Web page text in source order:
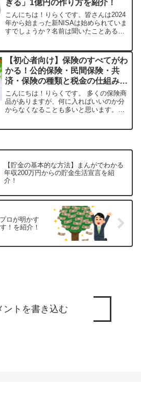
ぎる」1億円の作り方を紹介！
こんにちは！りらくです。皆さんは2024
年から始まった新NISAは始められていま
すでしょうか？名前は聞いたことあるけ
上のように、制度内容が分からないため
に利用されていな...
【初心者向け】保険のすべてがわ
かる！公的保険・民間保険・共
済・保険の種類と税金の仕組みま
でやさしく解説
こんにちは！りらくです。 多くの保険商
品がありますが、何に入ればいいのか分
からなくなることも多いと思います。公
【貯金の基本的な方法】まんがでわかる
年収200万円からの貯金生活宣言を紹
介！
プロが明かす
！を紹介！
ントを書き込む